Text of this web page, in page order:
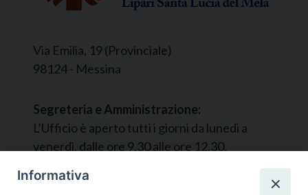
Via Emilia, 19 (Provinciale)
98124 - Messina
Segreteria e Amministrazione:
L’Ufficio è aperto tutti i giorni da lunedì a
venerdì, dalle ore 9.30 alle ore 12.30.
mail:ufficiocaritas@diocesimessina.it
Informativa